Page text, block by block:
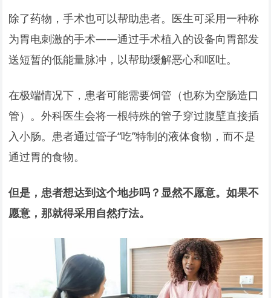
除了药物，手术也可以帮助患者。医生可采用一种称
为胃电刺激的手术——通过手术植入的设备向胃部发
送短暂的低能量脉冲，以帮助缓解恶心和呕吐。
在极端情况下，患者可能需要饲管（也称为空肠造口
管）。外科医生会将一根特殊的管子穿过腹壁直接插
入小肠。患者通过管子“吃”特制的液体食物，而不是
通过胃的食物。
但是，患者想达到这个地步吗？显然不愿意。如果不
愿意，那就得采用自然疗法。